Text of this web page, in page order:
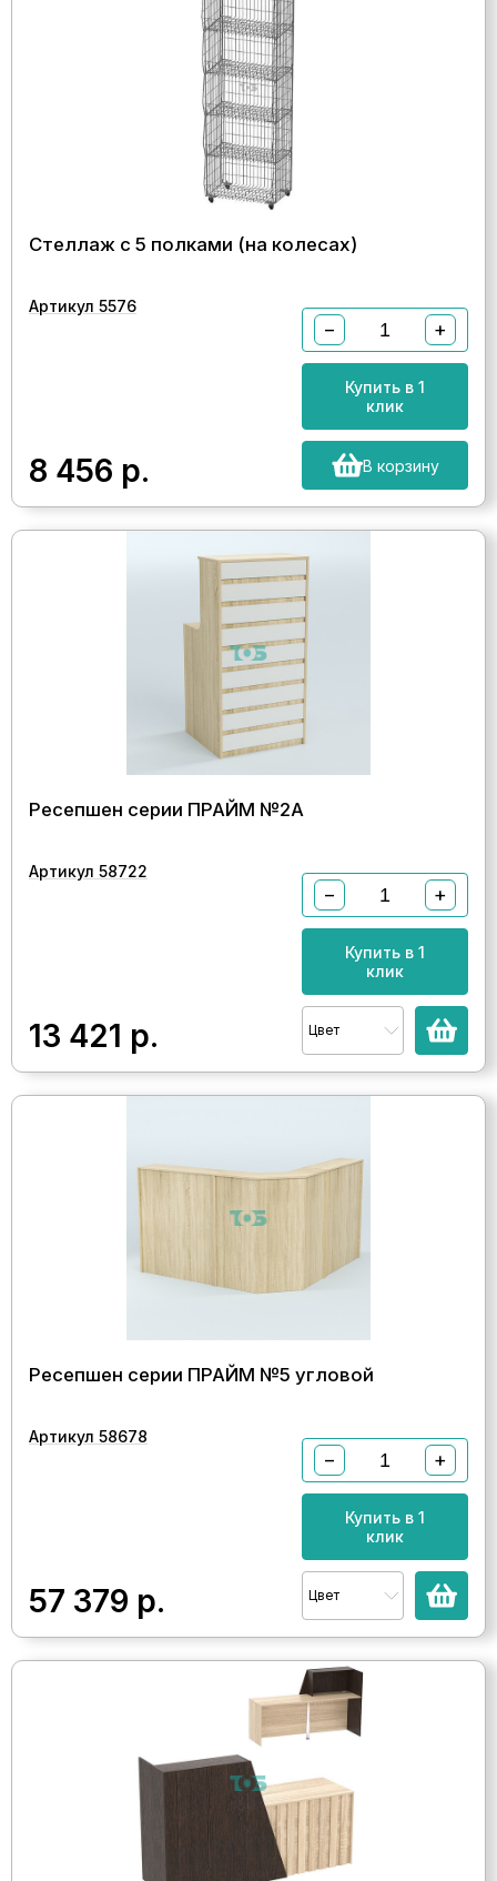
Стеллаж с 5 полками (на колесах)
Артикул 5576
8 456 р.
− +
Купить в 1
клик
В корзину
Ресепшен серии ПРАЙМ №2А
Артикул 58722
13 421 р.
− +
Купить в 1
клик
Цвет
Ресепшен серии ПРАЙМ №5 угловой
Артикул 58678
57 379 р.
− +
Купить в 1
клик
Цвет